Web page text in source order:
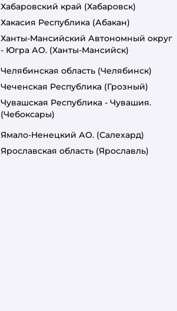
Хабаровский край (Хабаровск)
Хакасия Республика (Абакан)
Ханты-Мансийский Автономный округ
- Югра АО. (Ханты-Мансийск)
Челябинская область (Челябинск)
Чеченская Республика (Грозный)
Чувашская Республика - Чувашия.
(Чебоксары)
Ямало-Ненецкий АО. (Салехард)
Ярославская область (Ярославль)